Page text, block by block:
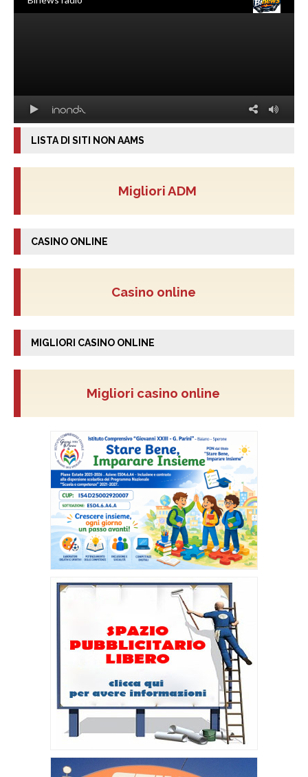
LISTA DI SITI NON AAMS
Migliori ADM
CASINO ONLINE
Casino online
MIGLIORI CASINO ONLINE
Migliori casino online